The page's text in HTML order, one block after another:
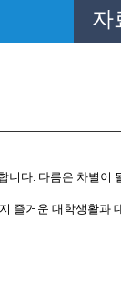
자
니다. 다름은 차별이
즐거운 대학생활과